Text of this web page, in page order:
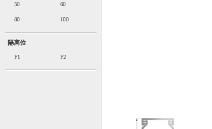
50 60
80 100
隔离位
F1 F2